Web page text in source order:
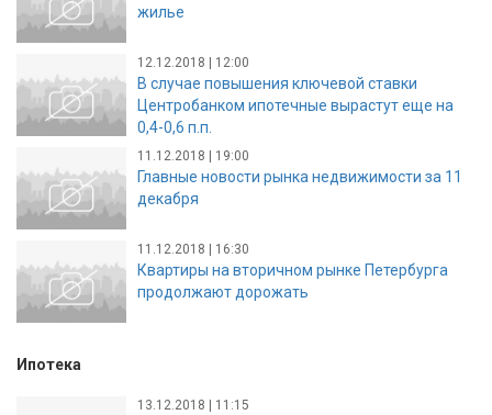
жилье
12.12.2018 | 12:00
В случае повышения ключевой ставки
Центробанком ипотечные вырастут еще на
0,4-0,6 п.п.
11.12.2018 | 19:00
Главные новости рынка недвижимости за 11
декабря
11.12.2018 | 16:30
Квартиры на вторичном рынке Петербурга
продолжают дорожать
Ипотека
13.12.2018 | 11:15